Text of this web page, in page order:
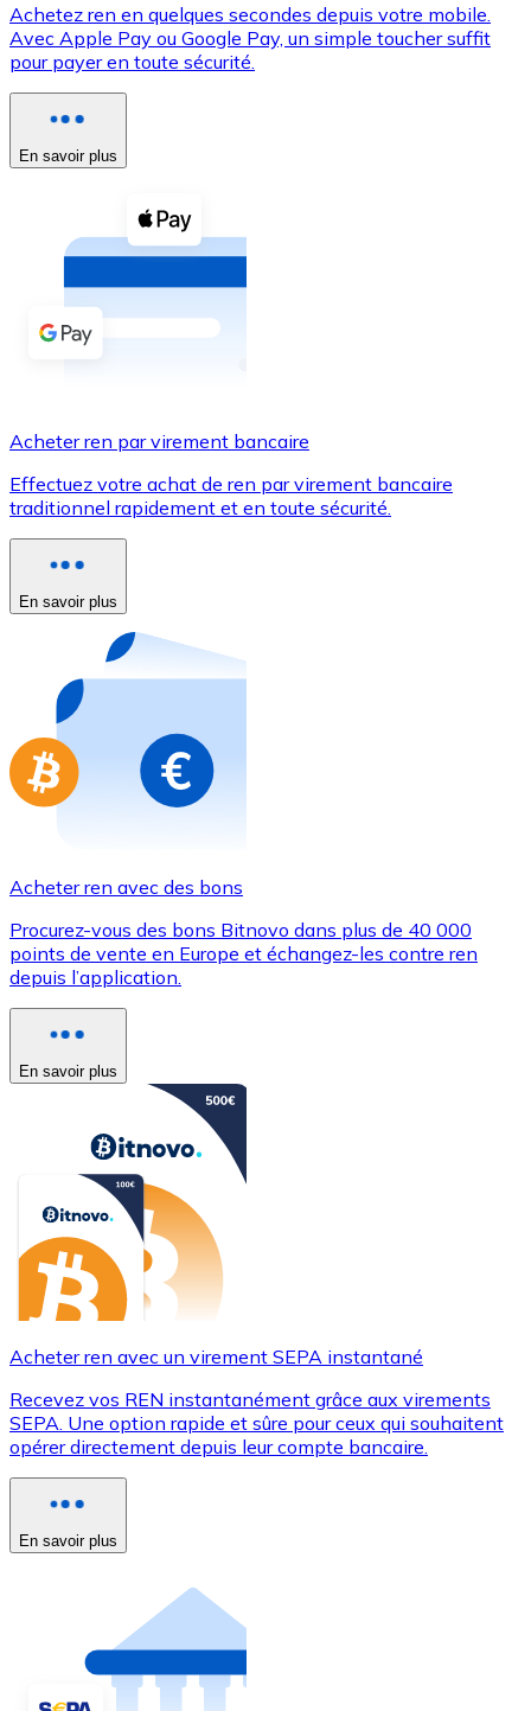
XRP
XRP
Voir toutes
Coupons crypto
Achetez des cryptomonnaies en espèces et d'autres
Acheter avec espèces
Virement SEPA
Utilisez les cartes Visa et Mastercard pour acheter
Acheter avec carte
Nouveau
Achetez des cartes-cadeaux de vos marques
Aller à la boutique de cartes-cadeaux
Achetez ren en quelques secondes depuis votre mobile.
Avec Apple Pay ou Google Pay, un simple toucher suffit
pour payer en toute sécurité.
En savoir plus
Acheter ren par virement bancaire
Effectuez votre achat de ren par virement bancaire
traditionnel rapidement et en toute sécurité.
En savoir plus
Acheter ren avec des bons
Procurez-vous des bons Bitnovo dans plus de 40 000
points de vente en Europe et échangez-les contre ren
depuis l’application.
En savoir plus
Acheter ren avec un virement SEPA instantané
Recevez vos REN instantanément grâce aux virements
SEPA. Une option rapide et sûre pour ceux qui souhaitent
opérer directement depuis leur compte bancaire.
En savoir plus